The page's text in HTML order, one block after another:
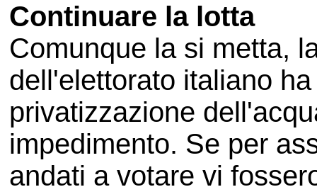
Continuare la lotta
Comunque la si metta,
dell'elettorato italiano
privatizzazione
impedimento. Se per
andati a votare vi